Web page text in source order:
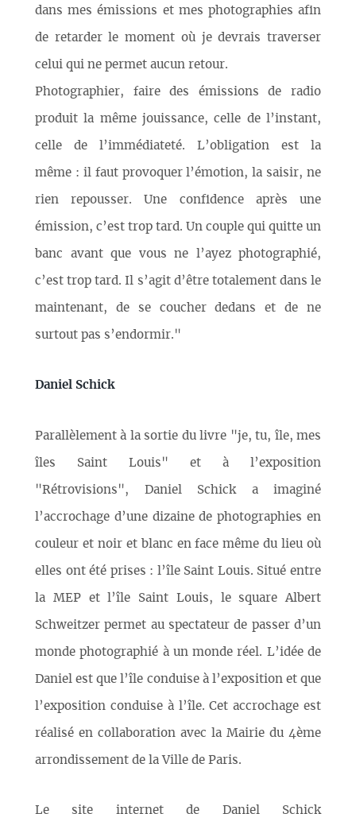
dans mes émissions et mes photographies afin
de retarder le moment où je devrais traverser
celui qui ne permet aucun retour.
Photographier, faire des émissions de radio
produit la même jouissance, celle de l’instant,
celle de l’immédiateté. L’obligation est la
même : il faut provoquer l’émotion, la saisir, ne
rien repousser. Une confidence après une
émission, c’est trop tard. Un couple qui quitte un
banc avant que vous ne l’ayez photographié,
c’est trop tard. Il s’agit d’être totalement dans le
maintenant, de se coucher dedans et de ne
surtout pas s’endormir."
Daniel Schick
Parallèlement à la sortie du livre "je, tu, île, mes
îles Saint Louis" et à l’exposition
"Rétrovisions", Daniel Schick a imaginé
l’accrochage d’une dizaine de photographies en
couleur et noir et blanc en face même du lieu où
elles ont été prises : l’île Saint Louis. Situé entre
la MEP et l’île Saint Louis, le square Albert
Schweitzer permet au spectateur de passer d’un
monde photographié à un monde réel. L’idée de
Daniel est que l’île conduise à l’exposition et que
l’exposition conduise à l’île. Cet accrochage est
réalisé en collaboration avec la Mairie du 4ème
arrondissement de la Ville de Paris.
Le site internet de Daniel Schick